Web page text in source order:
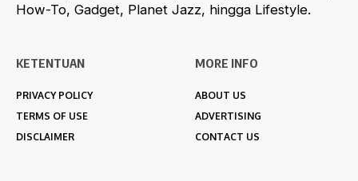
How-To, Gadget, Planet Jazz, hingga Lifestyle.
KETENTUAN
PRIVACY POLICY
TERMS OF USE
DISCLAIMER
MORE INFO
ABOUT US
ADVERTISING
CONTACT US